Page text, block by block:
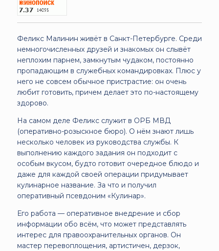
Феликс Малинин живёт в Санкт-Петербурге. Среди
немногочисленных друзей и знакомых он слывёт
неплохим парнем, замкнутым чудаком, постоянно
пропадающим в служебных командировках. Плюс у
него не совсем обычное пристрастие: он очень
любит готовить, причем делает это по-настоящему
здорово.
На самом деле Феликс служит в ОРБ МВД
(оперативно-розыскное бюро). О нём знают лишь
несколько человек из руководства службы. К
выполнению каждого задания он подходит с
особым вкусом, будто готовит очередное блюдо и
даже для каждой своей операции придумывает
кулинарное название. За что и получил
оперативный псевдоним «Кулинар».
Его работа — оперативное внедрение и сбор
информации обо всём, что может представлять
интерес для правоохранительных органов. Он
мастер перевоплощения, артистичен, дерзок,